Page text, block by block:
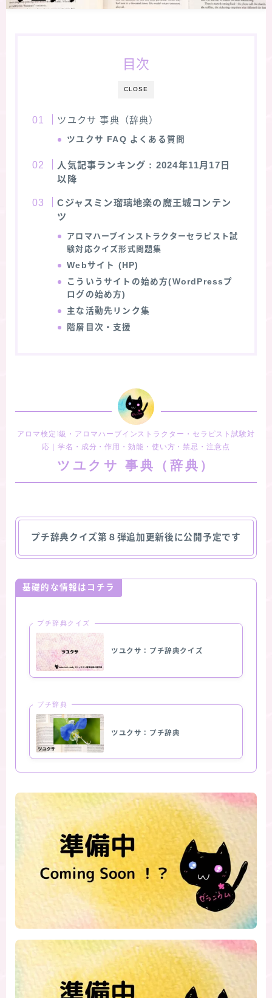
おすすめ商品＆レビュー
★スペシャルアロマハーブ４択クイズ (kindle出
お問い合わせ
サイトマップ
CLOSE
目次
ツユクサ 事典（辞典）
ツユクサ FAQ よくある質問
人気記事ランキング : 2024年11月17日
以降
Cジャスミン瑠璃地楽の魔王城コンテン
ツ
アロマハーブインストラクターセラピスト試
験対応クイズ形式問題集
Webサイト (HP)
こういうサイトの始め方(WordPressプ
ログの始め方)
主な活動先リンク集
階層目次・支援
アロマ検定1級・アロマハーブインストラクター・セラピスト試験対
応｜学名・成分・作用・効能・使い方・禁忌・注意点
ツユクサ 事典（辞典）
プチ辞典クイズ第８弾追加更新後に公開予定です
基礎的な情報はコチラ
プチ辞典クイズ
ツユクサ：プチ辞典クイズ
プチ辞典
ツユクサ：プチ辞典